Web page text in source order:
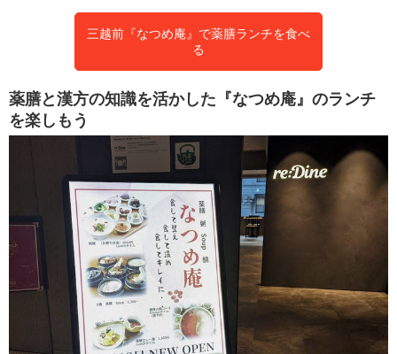
三越前『なつめ庵』で薬膳ランチを食べ
る
薬膳と漢方の知識を活かした『なつめ庵』のランチ
を楽しもう